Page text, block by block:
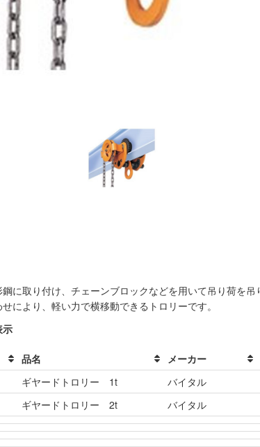
に取り付け、チェーンブロックなどを用いて吊り荷を
により、軽い力で横移動できるトロリーです。
示
品名 メーカー
ギヤードトロリー 1t バイタル
ギヤードトロリー 2t バイタル